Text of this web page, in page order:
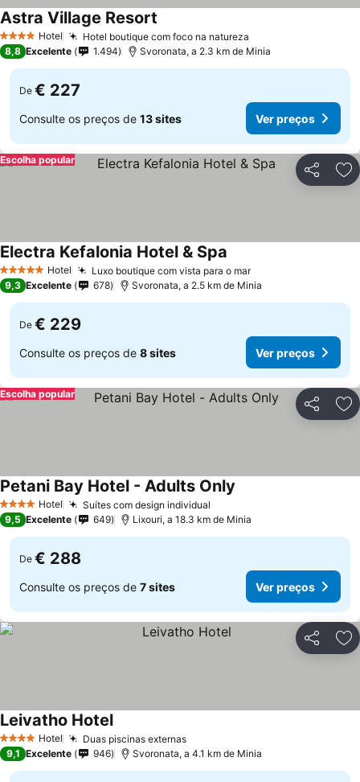
4 EstrelasHotel Hotel boutique com foco na natureza
Astra Village Resort
8,8 Excelente 1.494 Svoronata, a 2.3 km de Minia
De € 227
Consulte os preços de 13 sites Ver preços
Partilhar
Escolha popular
5 Estrelas Hotel Luxo boutique com vista para o marVer preços
Electra Kefalonia Hotel & Spa
9,3 Excelente 678 Svoronata, a 2.5 km de Minia
De € 229
Consulte os preços de 8 sites Ver preços
Partilhar
Escolha popular
4 EstrelasHotel Suítes com design individual
Petani Bay Hotel - Adults Only
9,5 Excelente 649 Lixouri, a 18.3 km de Minia
De € 288
Consulte os preços de 7 sites Ver preços
Partilhar
4 EstrelasHotel Duas piscinas externasVer preços
Leivatho HotelVer preços
9,1 Excelente 946 Svoronata, a 4.1 km de Minia